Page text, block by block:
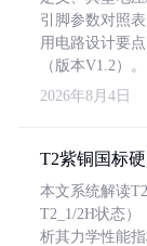
引脚参数对照
用电路设计要
（版本V1.2）。
2026年8月4日
T2紫铜国标
本文系统解读
T2_1/2H状态）
析其力学性能